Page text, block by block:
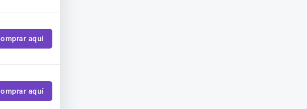
aquí
aquí